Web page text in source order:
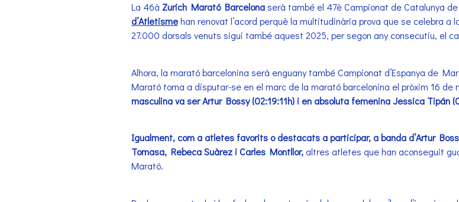
La 46à Zurich Marató Barcelonaserà també el 47è Campionat de Catalunya
d’Atletismehan renovat l’acord perquè la multitudinària prova que se celebra
27.000 dorsals venuts sigui també aquest 2025, per segon any consecutiu, el
Alhora, la marató barcelonina serà enguany també Campionat d’Espanya de
Marató torna a disputar-se en el marc de la marató barcelonina el pròxim 16 de
masculina va ser Artur Bossy (02:19:11h) i en absoluta femenina Jessica Tipán
Igualment, com a atletes favorits o destacats a participar, a banda d’Artur
Tomasa, Rebeca Suàrez i Carles Montllor, altres atletes que han aconseguit
Marató.